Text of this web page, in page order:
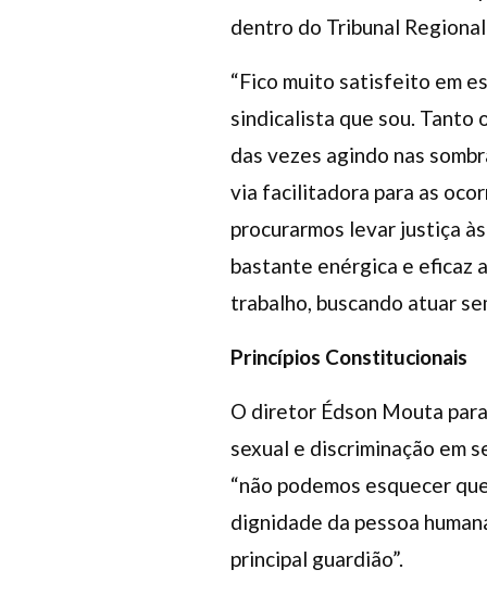
dentro do Tribunal
“Fico muito satisfeito em
sindicalista que sou. Tanto
das vezes agindo nas
via facilitadora para as
procurarmos levar justiça
bastante enérgica e eficaz
trabalho, buscando atuar
Princípios Constitucionais
O diretor Édson Mouta
sexual e discriminação em
“não podemos esquecer
dignidade da pessoa
principal guardião”.